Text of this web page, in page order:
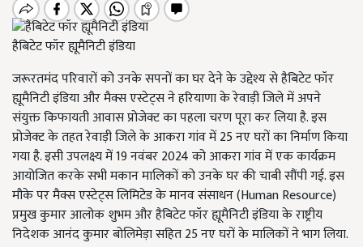
हैबिटेट फॉर ह्यूमैनिटी इंडिया
जरूरतमंद परिवारों को उनके सपनों का घर देने के उद्देश्य से हैबिटेट फॉर
ह्यूमैनिटी इंडिया और मैक्स एस्टेट्स ने हरियाणा के रेवाड़ी जिले में अपने
संयुक्त किफायती आवास प्रोजेक्ट का पहला चरण पूरा कर लिया है. इस
प्रोजेक्ट के तहत रेवाड़ी जिले के आकरा गांव में 25 नए घरों का निर्माण किया
गया है. इसी उपलक्ष्य में 19 नवंबर 2024 को आकरा गांव में एक कार्यक्रम
आयोजित करके सभी मकान मालिकों को उनके घर की चाबी सौंपी गई. इस
मौके पर मैक्स एस्टेट्स लिमिटेड के मानव संसाधन (Human Resource)
प्रमुख कुमार आलोक शुभम और हैबिटेट फॉर ह्यूमैनिटी इंडिया के राष्ट्रीय
निदेशक आनंद कुमार बोलिमेड़ा सहित 25 नए घरों के मालिकों ने भाग लिया.